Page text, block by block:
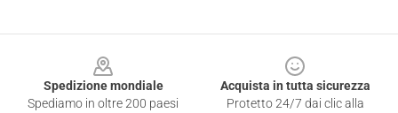
Spedizione mondiale
Spediamo in oltre 200 paesi
Acquista in tutta sicurezza
Protetto 24/7 dai clic alla